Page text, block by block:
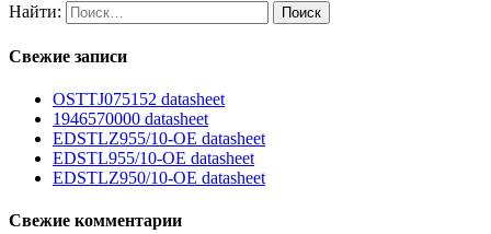
Найти:
Свежие записи
OSTTJ075152 datasheet
1946570000 datasheet
EDSTLZ955/10-OE datasheet
EDSTL955/10-OE datasheet
EDSTLZ950/10-OE datasheet
Свежие комментарии